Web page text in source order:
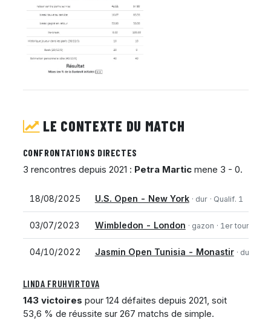
LE CONTEXTE DU MATCH
CONFRONTATIONS DIRECTES
3 rencontres depuis 2021 : Petra Marticmene 3 - 0.
18/08/2025 U.S. Open - New York · dur · Qualif. 1
03/07/2023 Wimbledon - London · gazon · 1er tour
04/10/2022 Jasmin Open Tunisia - Monastir · dur
LINDA FRUHVIRTOVA
143 victoires pour 124 défaites depuis 2021, soit
53,6 % de réussite sur 267 matchs de simple.